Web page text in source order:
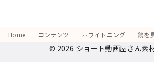
Home コンテンツ ホワイトニング 鏡を見ながら
© 2026 ショート動画屋さん素